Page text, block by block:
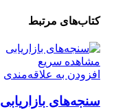
کتاب‌های مرتبط
مشاهده سریع
افزودن به علاقه‌مندی
سنجه‌های بازاریابی